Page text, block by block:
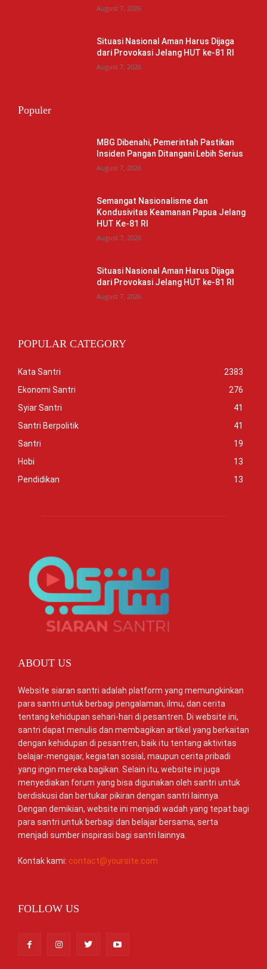
August 7, 2026
Situasi Nasional Aman Harus Dijaga
dari Provokasi Jelang HUT ke-81 RI
August 7, 2026
Populer
MBG Dibenahi, Pemerintah Pastikan
Insiden Pangan Ditangani Lebih Serius
August 7, 2026
Semangat Nasionalisme dan
Kondusivitas Keamanan Papua Jelang
HUT Ke-81 RI
August 7, 2026
Situasi Nasional Aman Harus Dijaga
dari Provokasi Jelang HUT ke-81 RI
August 7, 2026
POPULAR CATEGORY
Kata Santri
2383
Ekonomi Santri
276
Syiar Santri
41
Santri Berpolitik
41
Santri
19
Hobi
13
Pendidikan
13
ABOUT US
Website siaran santri adalah platform yang memungkinkan
para santri untuk berbagi pengalaman, ilmu, dan cerita
tentang kehidupan sehari-hari di pesantren. Di website ini,
santri dapat menulis dan membagikan artikel yang berkaitan
dengan kehidupan di pesantren, baik itu tentang aktivitas
belajar-mengajar, kegiatan sosial, maupun cerita pribadi
yang ingin mereka bagikan. Selain itu, website ini juga
menyediakan forum yang bisa digunakan oleh santri untuk
berdiskusi dan bertukar pikiran dengan santri lainnya.
Dengan demikian, website ini menjadi wadah yang tepat bagi
para santri untuk berbagi dan belajar bersama, serta
menjadi sumber inspirasi bagi santri lainnya.
Kontak kami: contact@yoursite.com
FOLLOW US